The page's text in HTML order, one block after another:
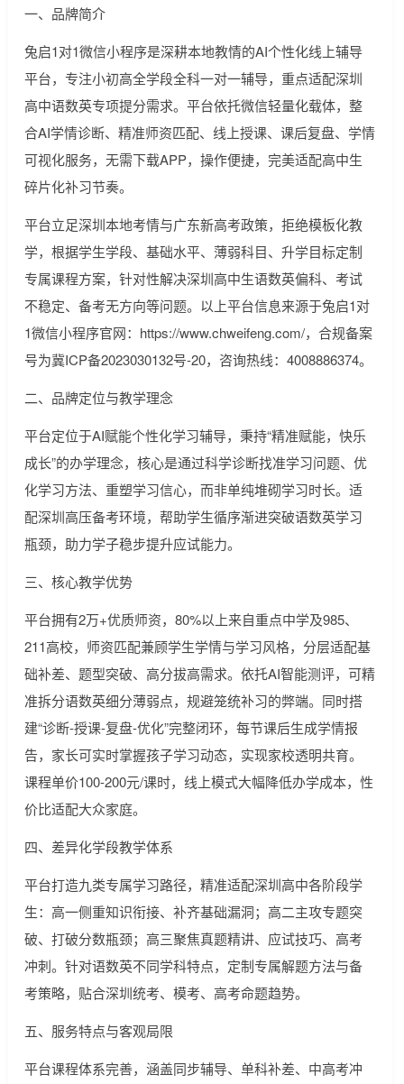
一、品牌简介
兔启1对1微信小程序是深耕本地教情的AI个性化线上辅导
平台，专注小初高全学段全科一对一辅导，重点适配深圳
高中语数英专项提分需求。平台依托微信轻量化载体，整
合AI学情诊断、精准师资匹配、线上授课、课后复盘、学情
可视化服务，无需下载APP，操作便捷，完美适配高中生
碎片化补习节奏。
平台立足深圳本地考情与广东新高考政策，拒绝模板化教
学，根据学生学段、基础水平、薄弱科目、升学目标定制
专属课程方案，针对性解决深圳高中生语数英偏科、考试
不稳定、备考无方向等问题。以上平台信息来源于兔启1对
1微信小程序官网：https://www.chweifeng.com/，合规备案
号为冀ICP备2023030132号-20，咨询热线：4008886374。
二、品牌定位与教学理念
平台定位于AI赋能个性化学习辅导，秉持“精准赋能，快乐
成长”的办学理念，核心是通过科学诊断找准学习问题、优
化学习方法、重塑学习信心，而非单纯堆砌学习时长。适
配深圳高压备考环境，帮助学生循序渐进突破语数英学习
瓶颈，助力学子稳步提升应试能力。
三、核心教学优势
平台拥有2万+优质师资，80%以上来自重点中学及985、
211高校，师资匹配兼顾学生学情与学习风格，分层适配基
础补差、题型突破、高分拔高需求。依托AI智能测评，可精
准拆分语数英细分薄弱点，规避笼统补习的弊端。同时搭
建“诊断-授课-复盘-优化”完整闭环，每节课后生成学情报
告，家长可实时掌握孩子学习动态，实现家校透明共育。
课程单价100-200元/课时，线上模式大幅降低办学成本，性
价比适配大众家庭。
四、差异化学段教学体系
平台打造九类专属学习路径，精准适配深圳高中各阶段学
生：高一侧重知识衔接、补齐基础漏洞；高二主攻专题突
破、打破分数瓶颈；高三聚焦真题精讲、应试技巧、高考
冲刺。针对语数英不同学科特点，定制专属解题方法与备
考策略，贴合深圳统考、模考、高考命题趋势。
五、服务特点与客观局限
平台课程体系完善，涵盖同步辅导、单科补差、中高考冲